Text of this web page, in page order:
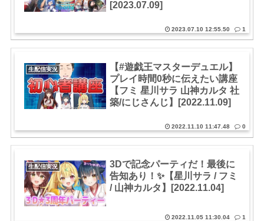
[2023.07.09]
2023.07.10 12:55.50 1
生配信実況
【#遊戯王マスターデュエル】
プレイ時間0秒に伝えたい講座
【フミ 星川サラ 山神カルタ 社
築/にじさんじ】[2022.11.09]
2022.11.10 11:47.48 0
生配信実況
3Dで記念パーティだ！最後に
告知あり！✨【星川サラ / フミ
/ 山神カルタ】[2022.11.04]
2022.11.05 11:30.04 1